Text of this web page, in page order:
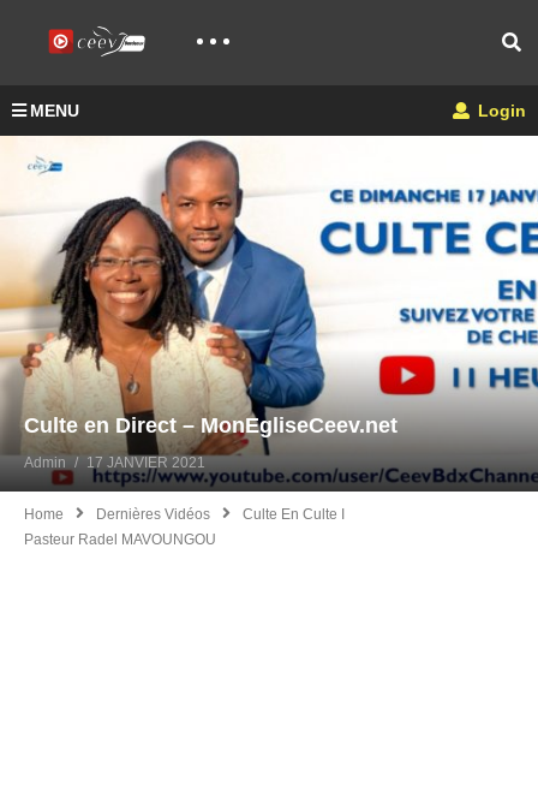
MENU Login
Culte en Direct – MonEgliseCeev.net
Admin 17 JANVIER 2021
Home Dernières Vidéos
Culte En Culte I
Pasteur Radel MAVOUNGOU